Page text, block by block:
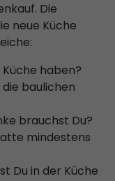
Die
neue Küche
haben?
baulichen
brauchst Du?
mindestens
Du in der Küche